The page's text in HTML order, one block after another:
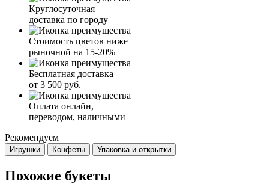
Круглосуточная
доставка по городу
Стоимость цветов ниже
рыночной на 15-20%
Бесплатная доставка
от 3 500 руб.
Оплата онлайн,
переводом, наличными
Рекомендуем
Игрушки Конфеты Упаковка и открытки
Похожие букеты